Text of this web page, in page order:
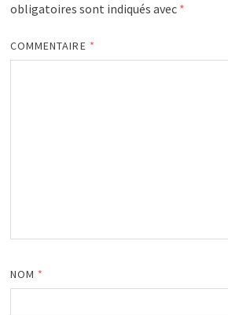
obligatoires sont indiqués avec *
COMMENTAIRE *
NOM *